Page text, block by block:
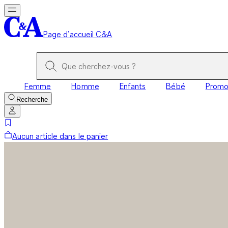
Page d’accueil C&A
Femme Homme Enfants Bébé
Recherche
Aucun article dans le panier